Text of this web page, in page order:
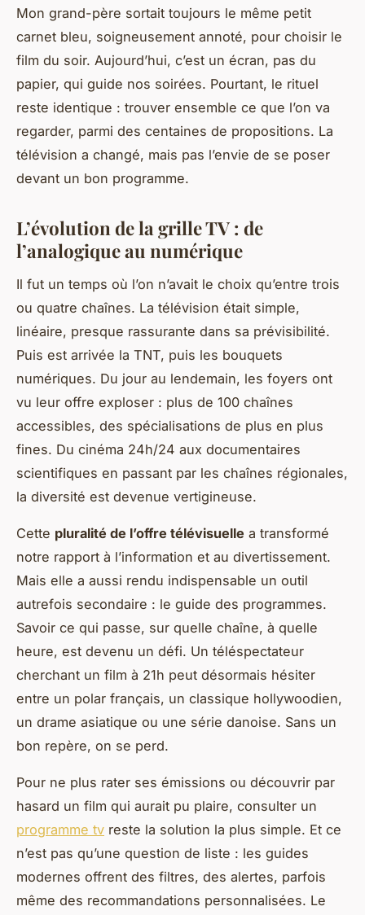
Mon grand-père sortait toujours le même petit
carnet bleu, soigneusement annoté, pour choisir le
film du soir. Aujourd’hui, c’est un écran, pas du
papier, qui guide nos soirées. Pourtant, le rituel
reste identique : trouver ensemble ce que l’on va
regarder, parmi des centaines de propositions. La
télévision a changé, mais pas l’envie de se poser
devant un bon programme.
L’évolution de la grille TV : de
l’analogique au numérique
Il fut un temps où l’on n’avait le choix qu’entre trois
ou quatre chaînes. La télévision était simple,
linéaire, presque rassurante dans sa prévisibilité.
Puis est arrivée la TNT, puis les bouquets
numériques. Du jour au lendemain, les foyers ont
vu leur offre exploser : plus de 100 chaînes
accessibles, des spécialisations de plus en plus
fines. Du cinéma 24h/24 aux documentaires
scientifiques en passant par les chaînes régionales,
la diversité est devenue vertigineuse.
Cette pluralité de l’offre télévisuelle a transformé
notre rapport à l’information et au divertissement.
Mais elle a aussi rendu indispensable un outil
autrefois secondaire : le guide des programmes.
Savoir ce qui passe, sur quelle chaîne, à quelle
heure, est devenu un défi. Un téléspectateur
cherchant un film à 21h peut désormais hésiter
entre un polar français, un classique hollywoodien,
un drame asiatique ou une série danoise. Sans un
bon repère, on se perd.
Pour ne plus rater ses émissions ou découvrir par
hasard un film qui aurait pu plaire, consulter un
programme tv reste la solution la plus simple. Et ce
n’est pas qu’une question de liste : les guides
modernes offrent des filtres, des alertes, parfois
même des recommandations personnalisées. Le